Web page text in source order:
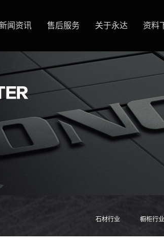
闻资讯 售后服务 关于永达 资料
石材行业 橱柜行业